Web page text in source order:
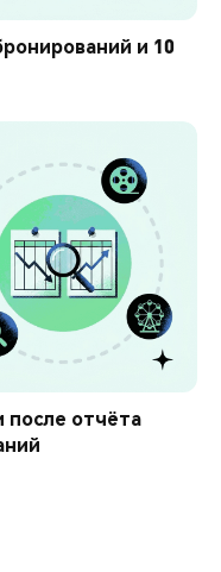
и 10
после отчёта